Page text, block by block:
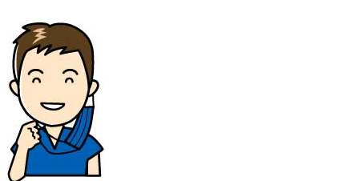
大動脈瘤を指摘されたら？
遠方から来院される方は？
セカンドオピニオン
都道府県別紹介病院